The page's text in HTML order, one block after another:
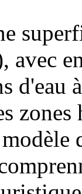
avec
d'eau